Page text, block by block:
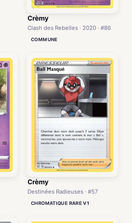
Crèmy
Clash des Rebelles · 2020 · #86
COMMUNE
Crèmy
Destinées Radieuses · #57
CHROMATIQUE RARE V1